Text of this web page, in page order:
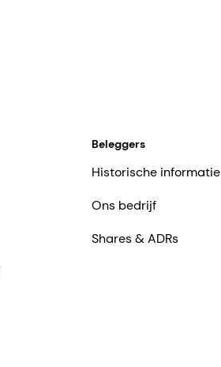
Beleggers
Historische informatie
Ons bedrijf
Shares & ADRs